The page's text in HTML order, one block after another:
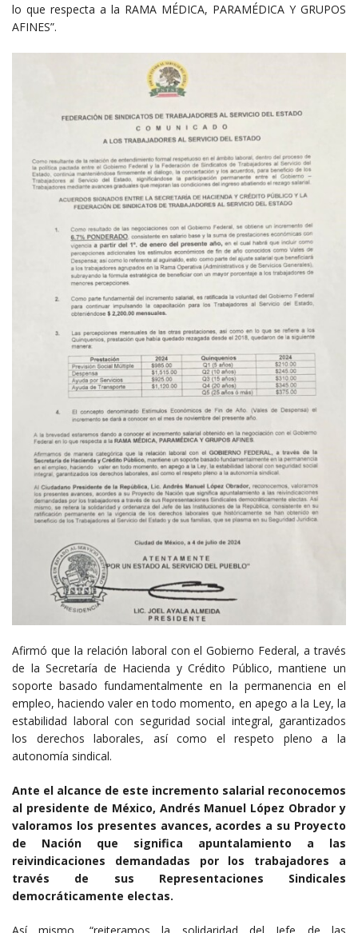
lo que respecta a la RAMA MÉDICA, PARAMÉDICA Y GRUPOS
AFINES”.
Afirmó que la relación laboral con el Gobierno Federal, a través
de la Secretaría de Hacienda y Crédito Público, mantiene un
soporte basado fundamentalmente en la permanencia en el
empleo, haciendo valer en todo momento, en apego a la Ley, la
estabilidad laboral con seguridad social integral, garantizados
los derechos laborales, así como el respeto pleno a la
autonomía sindical.
Ante el alcance de este incremento salarial reconocemos
al presidente de México, Andrés Manuel López Obrador y
valoramos los presentes avances, acordes a su Proyecto
de Nación que significa apuntalamiento a las
reivindicaciones demandadas por los trabajadores a
través de sus Representaciones Sindicales
democráticamente electas.